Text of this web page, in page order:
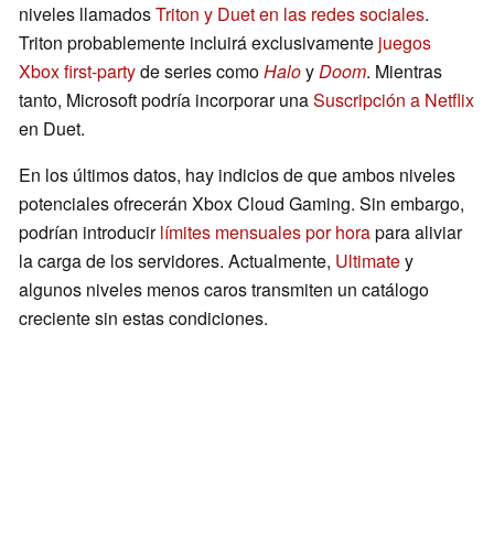
niveles llamadosTriton y Duet en las redes sociales.
Triton probablemente incluirá exclusivamente juegos
Xbox first-partyde series comoHaloyDoom. Mientras
tanto, Microsoft podría incorporar unaSuscripción a Netflix
en Duet.
En los últimos datos, hay indicios de que ambos niveles
potenciales ofrecerán Xbox Cloud Gaming. Sin embargo,
podrían introducirlímites mensuales por horapara aliviar
la carga de los servidores. Actualmente, Ultimatey
algunos niveles menos caros transmiten un catálogo
creciente sin estas condiciones.